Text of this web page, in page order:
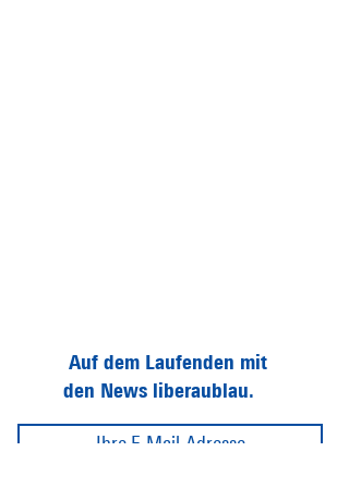
Auf dem Laufenden mit
den News liberaublau.